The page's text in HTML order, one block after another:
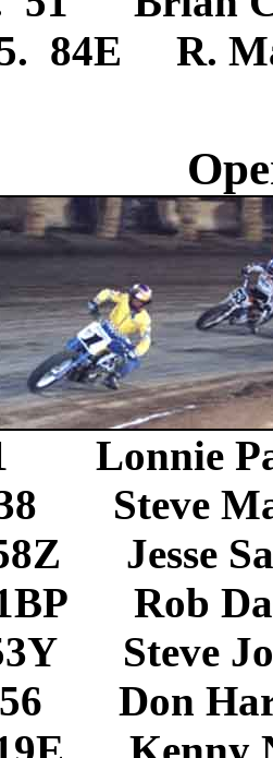
84E R.
Lonnie
Steve
Jesse
Rob
Steve
Don